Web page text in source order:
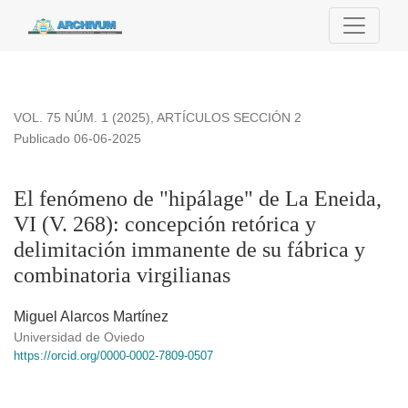
El fenómeno de &quot;hipálage&quot; de La Eneida, VI (V.
VOL. 75 NÚM. 1 (2025), ARTÍCULOS SECCIÓN 2
El fenómeno de "hipálage" de La Eneida,
VI (V. 268): concepción retórica y
delimitación immanente de su fábrica y
combinatoria virgilianas
Publicado 06-06-2025
Miguel Alarcos Martínez
Universidad de Oviedo
https://orcid.org/0000-0002-7809-0507